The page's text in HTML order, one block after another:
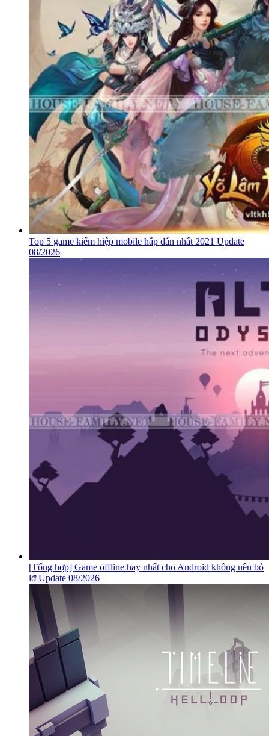
Top 5 game kiếm hiệp mobile hấp dẫn nhất 2021 Update
08/2026
[Tổng hợp] Game offline hay nhất cho Android không nên bỏ
lỡ Update 08/2026